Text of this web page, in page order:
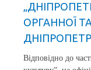
ОРГАННОЇ
Відповідно до